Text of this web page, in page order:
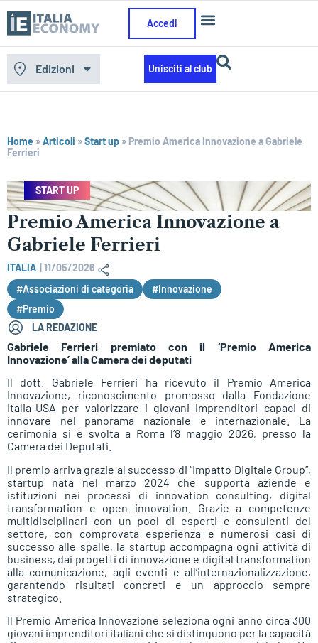
Accedi
Edizioni Unisciti al club
Home »Articoli »Start up » Premio America Innovazione a Gabriele
Ferrieri
START UP
Premio America Innovazione a
Gabriele Ferrieri
ITALIA
11/05/2026
#Associazioni di categoria
#Innovazione
#Premio
LA REDAZIONE
Gabriele Ferrieri premiato con il ‘Premio America
Innovazione’ alla Camera dei deputati
Il dott. Gabriele Ferrieri ha ricevuto il Premio America
Innovazione, riconoscimento promosso dalla Fondazione
Italia-USA per valorizzare i giovani imprenditori capaci di
innovare nel panorama nazionale e internazionale. La
cerimonia si è svolta a Roma l’8 maggio 2026, presso la
Camera dei Deputati.
Il premio arriva grazie al successo di “Impatto Digitale Group”,
startup nata nel marzo 2024 che supporta aziende e
istituzioni nei processi di innovation consulting, digital
transformation e open innovation. Grazie a competenze
multidisciplinari con un pool di esperti e consulenti del
settore, con comprovata esperienza e numerosi casi di
successo alle spalle, la startup accompagna ogni attività di
business, dai progetti di innovazione e digital transformation
alla comunicazione, agli eventi e all’internazionalizzazione,
garantendo risultati concreti e un approccio sempre
strategico.
Il Premio America Innovazione seleziona ogni anno circa 300
giovani imprenditori italiani che si distinguono per la capacità